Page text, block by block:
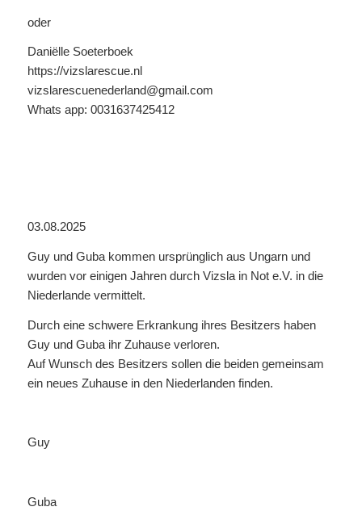
oder
Daniëlle Soeterboek
https://vizslarescue.nl
vizslarescuenederland@gmail.com
Whats app: 0031637425412
03.08.2025
Guy und Guba kommen ursprünglich aus Ungarn und
wurden vor einigen Jahren durch Vizsla in Not e.V. in die
Niederlande vermittelt.
Durch eine schwere Erkrankung ihres Besitzers haben
Guy und Guba ihr Zuhause verloren.
Auf Wunsch des Besitzers sollen die beiden gemeinsam
ein neues Zuhause in den Niederlanden finden.
Guy
Guba